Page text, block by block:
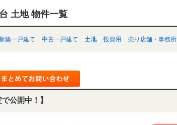
お客様の声
情報
定依頼 協力業者様募集
土地 物件一覧
築一戸建て 中古一戸建て 土地 投資用 売り店舗・事務所
公開中！】